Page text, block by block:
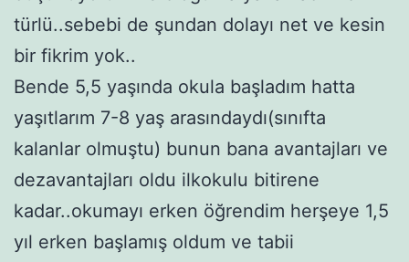
türlü..sebebi de şundan dolayı net ve kesin
bir fikrim yok..
Bende 5,5 yaşında okula başladım hatta
yaşıtlarım 7-8 yaş arasındaydı(sınıfta
kalanlar olmuştu) bunun bana avantajları ve
dezavantajları oldu ilkokulu bitirene
kadar..okumayı erken öğrendim herşeye 1,5
yıl erken başlamış oldum ve tabii